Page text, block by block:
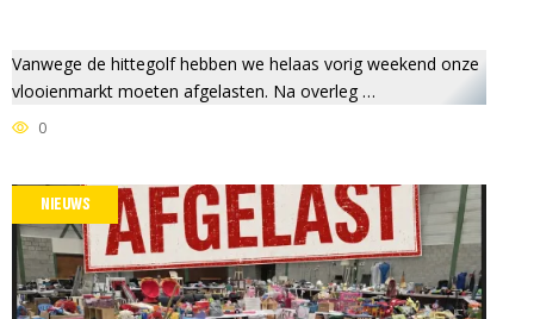
Vanwege de hittegolf hebben we helaas vorig weekend onze
vlooienmarkt moeten afgelasten. Na overleg …
0
NIEUWS